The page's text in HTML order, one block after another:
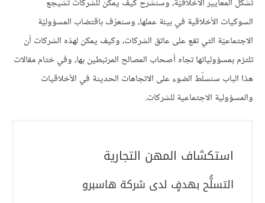
تشكّل المعايير الأخلاقيّة، وسنشرح كيف يمكن للشركات تشيجع
السوكيات الأخلاقية في بيئة عملها، وسنعرّف باقتضاب المسؤوليّة
الاجتماعيّة التي تقع على عاتق الشركات، وكيف يمكن لهذه الشركات أن
تلتزم بمسؤولياتها تجاه أصحاب المصالح المرتبطين بها، وفي ختام مقالات
هذا الباب سنسلّط الضوء على الاتجاهات الحديثة في الأخلاقيات
والمسؤولية الاجتماعية للشركات.
استكشاف المهن التجارية
التسلُّح بهدفٍ لدى شركة هاسبرو